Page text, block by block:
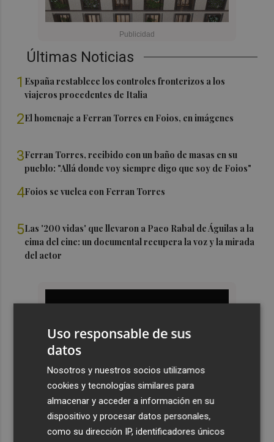
Últimas Noticias
1 España restablece los controles fronterizos a los
viajeros procedentes de Italia
2El homenaje a Ferran Torres en Foios, en imágenes
3Ferran Torres, recibido con un baño de masas en su
pueblo: "Allá donde voy siempre digo que soy de Foios"
4Foios se vuelca con Ferran Torres
5Las '200 vidas' que llevaron a Paco Rabal de Águilas a la
cima del cine: un documental recupera la voz y la mirada
del actor
Uso responsable de sus
datos
Nosotros y nuestros socios utilizamos
cookies y tecnologías similares para
almacenar y acceder a información en su
dispositivo y procesar datos personales,
como su dirección IP, identificadores únicos